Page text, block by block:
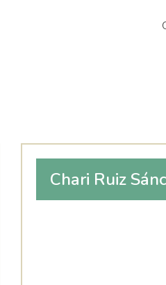
Chari Ruiz